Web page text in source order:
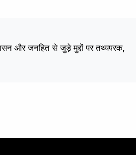
और जनहित से जुड़े मुद्दों पर तथ्यपरक,